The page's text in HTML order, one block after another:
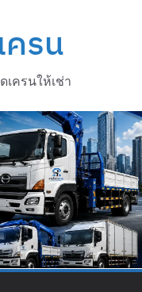
ครน
เครนให้เช่า